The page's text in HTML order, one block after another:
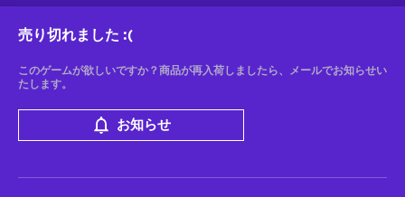
売り切れました :(
このゲームが欲しいですか？商品が再入荷しましたら、メールでお知らせい
たします。
お知らせ